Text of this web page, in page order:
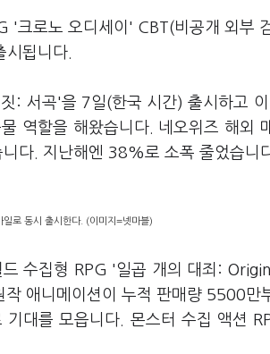
'크로노 오디세이' CBT(비공개 외부
됩니다.
: 서곡'을 7일(한국 시간) 출시하고
역할을 해왔습니다. 네오위즈 해외
다. 지난해엔 38%로 소폭 줄었습니
로 동시 출시한다. (이미지=넷마블)
수집형 RPG '일곱 개의 대죄:
작 애니메이션이 누적 판매량 5500만
대를 모읍니다. 몬스터 수집 액션